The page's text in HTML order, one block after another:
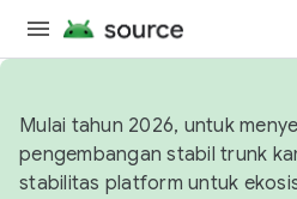
Mulai tahun 2026, untuk
pengembangan stabil trunk
stabilitas platform untuk